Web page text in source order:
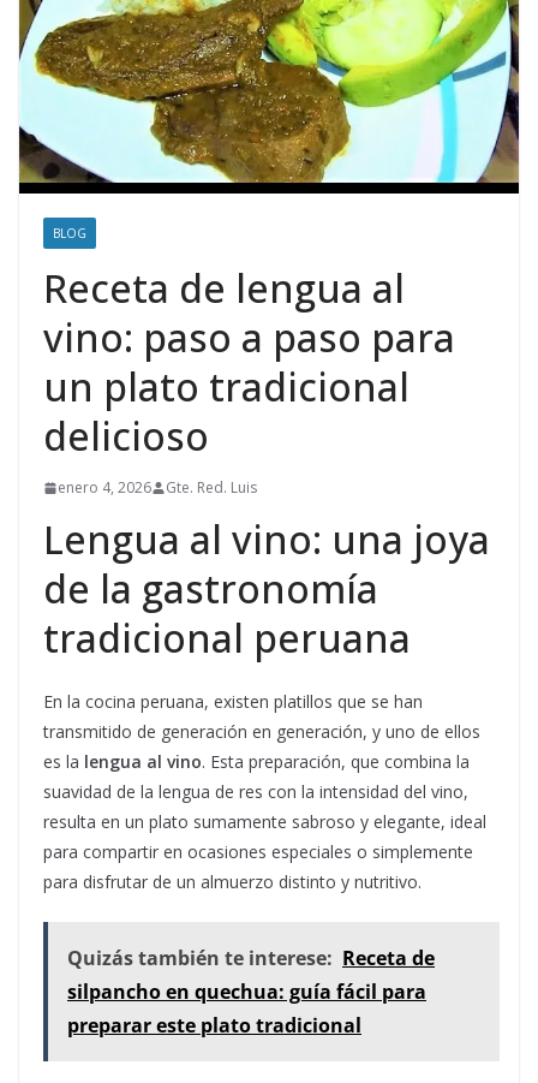
BLOG
Receta de lengua al
vino: paso a paso para
un plato tradicional
delicioso
enero 4, 2026 Gte. Red. Luis
Lengua al vino: una joya
de la gastronomía
tradicional peruana
En la cocina peruana, existen platillos que se han
transmitido de generación en generación, y uno de ellos
es la lengua al vino. Esta preparación, que combina la
suavidad de la lengua de res con la intensidad del vino,
resulta en un plato sumamente sabroso y elegante, ideal
para compartir en ocasiones especiales o simplemente
para disfrutar de un almuerzo distinto y nutritivo.
Quizás también te interese: Receta de
silpancho en quechua: guía fácil para
preparar este plato tradicional